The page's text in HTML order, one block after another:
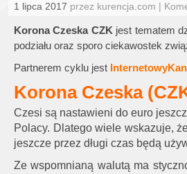
1 lipca 2017 przez kurencja.com |
Korona Czeska CZK jest tematem
podziału oraz sporo ciekawostek
Partnerem cyklu jest
Korona Czeska
Czesi są nastawieni do euro
Polacy. Dlatego wiele wskazuje,
jeszcze przez długi czas będą
Ze wspomnianą walutą ma